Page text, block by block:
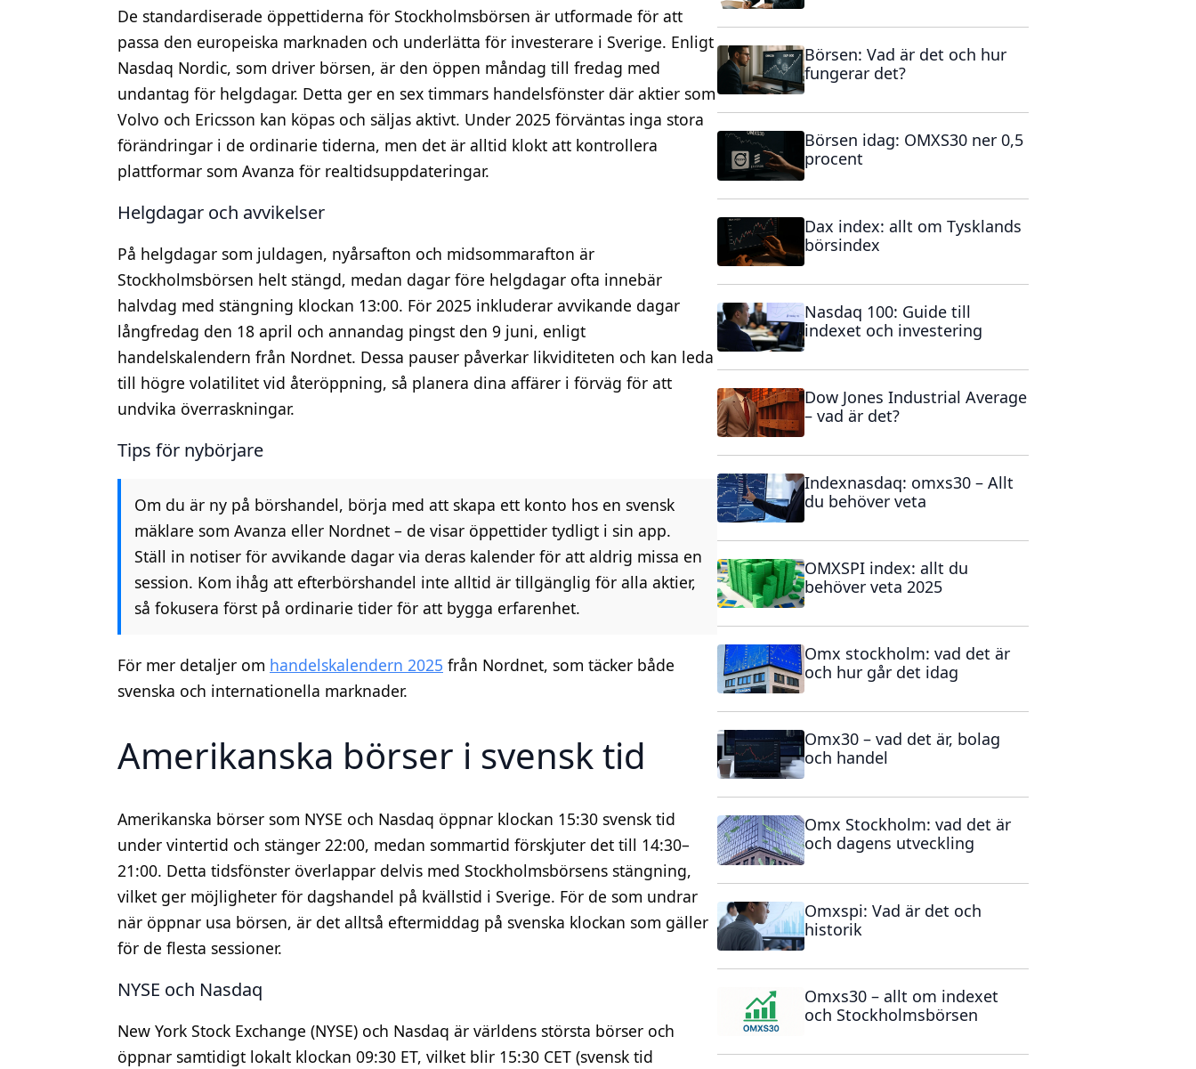
De standardiserade öppettiderna för Stockholmsbörsen är utformade för att
passa den europeiska marknaden och underlätta för investerare i Sverige. Enligt
Nasdaq Nordic, som driver börsen, är den öppen måndag till fredag med
undantag för helgdagar. Detta ger en sex timmars handelsfönster där aktier som
Volvo och Ericsson kan köpas och säljas aktivt. Under 2025 förväntas inga stora
förändringar i de ordinarie tiderna, men det är alltid klokt att kontrollera
plattformar som Avanza för realtidsuppdateringar.
Helgdagar och avvikelser
På helgdagar som juldagen, nyårsafton och midsommarafton är
Stockholmsbörsen helt stängd, medan dagar före helgdagar ofta innebär
halvdag med stängning klockan 13:00. För 2025 inkluderar avvikande dagar
långfredag den 18 april och annandag pingst den 9 juni, enligt
handelskalendern från Nordnet. Dessa pauser påverkar likviditeten och kan leda
till högre volatilitet vid återöppning, så planera dina affärer i förväg för att
undvika överraskningar.
Tips för nybörjare
Om du är ny på börshandel, börja med att skapa ett konto hos en svensk
mäklare som Avanza eller Nordnet – de visar öppettider tydligt i sin app.
Ställ in notiser för avvikande dagar via deras kalender för att aldrig missa en
session. Kom ihåg att efterbörshandel inte alltid är tillgänglig för alla aktier,
så fokusera först på ordinarie tider för att bygga erfarenhet.
För mer detaljer om handelskalendern 2025 från Nordnet, som täcker både
svenska och internationella marknader.
Amerikanska börser i svensk tid
Amerikanska börser som NYSE och Nasdaq öppnar klockan 15:30 svensk tid
under vintertid och stänger 22:00, medan sommartid förskjuter det till 14:30–
21:00. Detta tidsfönster överlappar delvis med Stockholmsbörsens stängning,
vilket ger möjligheter för dagshandel på kvällstid i Sverige. För de som undrar
när öppnar usa börsen, är det alltså eftermiddag på svenska klockan som gäller
för de flesta sessioner.
NYSE och Nasdaq
New York Stock Exchange (NYSE) och Nasdaq är världens största börser och
öppnar samtidigt lokalt klockan 09:30 ET, vilket blir 15:30 CET (svensk tid
Börsen: Vad är det och hur
fungerar det?
Börsen idag: OMXS30 ner 0,5
procent
Dax index: allt om Tysklands
börsindex
Nasdaq 100: Guide till
indexet och investering
Dow Jones Industrial Average
– vad är det?
Indexnasdaq: omxs30 – Allt
du behöver veta
OMXSPI index: allt du
behöver veta 2025
Omx stockholm: vad det är
och hur går det idag
Omx30 – vad det är, bolag
och handel
Omx Stockholm: vad det är
och dagens utveckling
Omxspi: Vad är det och
historik
Omxs30 – allt om indexet
och Stockholmsbörsen